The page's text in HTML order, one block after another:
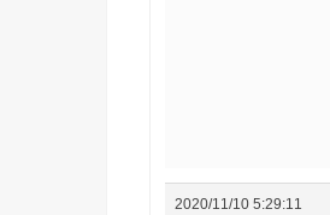
2020/11/10 5:29:11